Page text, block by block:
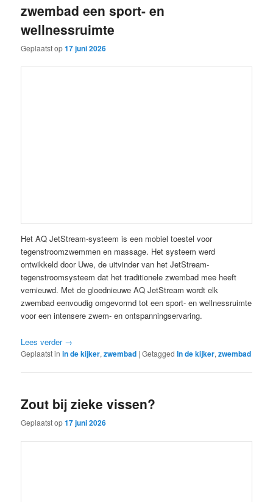
zwembad een sport- en
wellnessruimte
Geplaatst op17 juni 2026
Het AQ JetStream-systeem is een mobiel toestel voor
tegenstroomzwemmen en massage. Het systeem werd
ontwikkeld door Uwe, de uitvinder van het JetStream-
tegenstroomsysteem dat het traditionele zwembad mee heeft
vernieuwd. Met de gloednieuwe AQ JetStream wordt elk
zwembad eenvoudig omgevormd tot een sport- en wellnessruimte
voor een intensere zwem- en ontspanningservaring.
Lees verder →
Geplaatst in in de kijker,zwembad |Getagged In de kijker,zwembad
Zout bij zieke vissen?
Geplaatst op17 juni 2026